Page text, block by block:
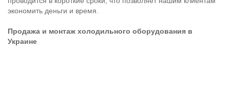
экономить деньги и время.
Продажа и монтаж холодильного оборудования в
Украине